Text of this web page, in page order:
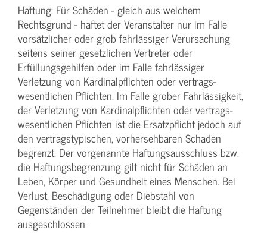
Haftung: Für Schäden - gleich aus welchem
Rechtsgrund - haftet der Veranstalter nur im Falle
vorsätzlicher oder grob fahrlässiger Verursachung
seitens seiner gesetzlichen Vertreter oder
Erfüllungsgehilfen oder im Falle fahrlässiger
Verletzung von Kardinalpflichten oder vertrags­
wesentlichen Pflichten. Im Falle grober Fahrlässigkeit,
der Verletzung von Kardinalpflichten oder vertrags­
wesentlichen Pflichten ist die Ersatzpflicht jedoch auf
den vertragstypischen, vorhersehbaren Schaden
begrenzt. Der vorgenannte Haftungs­ausschluss bzw.
die Haftungs­begrenzung gilt nicht für Schäden an
Leben, Körper und Gesundheit eines Menschen. Bei
Verlust, Beschädigung oder Diebstahl von
Gegenständen der Teilnehmer bleibt die Haftung
ausgeschlossen.